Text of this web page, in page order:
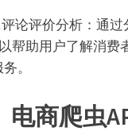
评价分析：通过分
帮助用户了解消费
。
电商爬虫